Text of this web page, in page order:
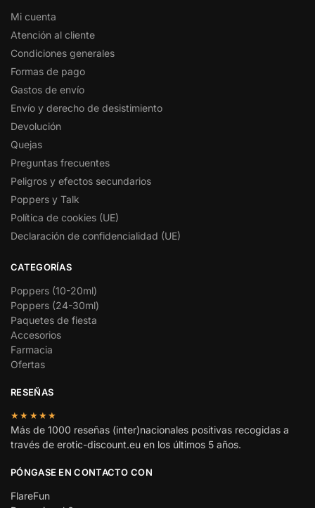
Mi cuenta
Atención al cliente
Condiciones generales
Formas de pago
Gastos de envío
Envío y derecho de desistimiento
Devolución
Quejas
Preguntas frecuentes
Peligros y efectos secundarios
Poppers y Talk
Política de cookies (UE)
Declaración de confidencialidad (UE)
CATEGORÍAS
Poppers (10-20ml)
Poppers (24-30ml)
Paquetes de fiesta
Accesorios
Farmacia
Ofertas
RESEÑAS
★★★★★
Más de 1000 reseñas (inter)nacionales positivas recogidas a
través de erotic-discount.eu en los últimos 5 años.
PÓNGASE EN CONTACTO CON
FlareFun